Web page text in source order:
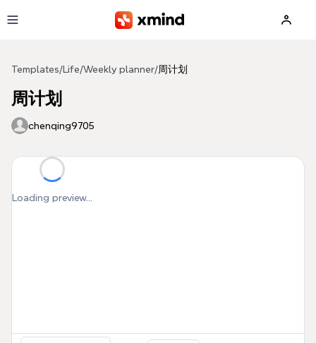
Templates/ Life/Weekly planner/ 周计划
周计划
chenqing9705
Loading preview...